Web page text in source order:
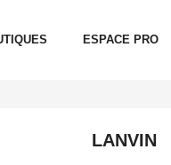
ESPACE PRO
LANVIN